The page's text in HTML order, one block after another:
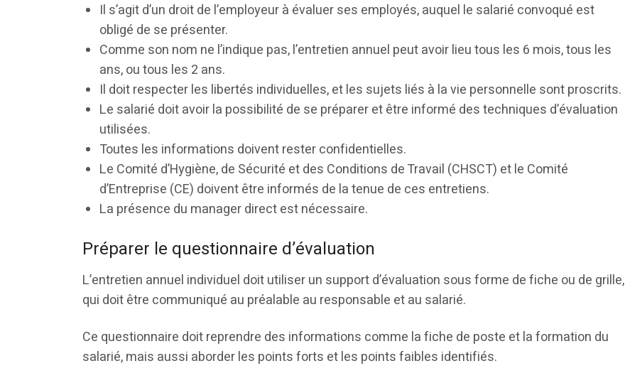
Il s’agit d’un droit de l’employeur à évaluer ses employés, auquel le salarié convoqué est
obligé de se présenter.
Comme son nom ne l’indique pas, l’entretien annuel peut avoir lieu tous les 6 mois, tous les
ans, ou tous les 2 ans.
Il doit respecter les libertés individuelles, et les sujets liés à la vie personnelle sont proscrits.
Le salarié doit avoir la possibilité de se préparer et être informé des techniques d’évaluation
utilisées.
Toutes les informations doivent rester confidentielles.
Le Comité d’Hygiène, de Sécurité et des Conditions de Travail (CHSCT) et le Comité
d’Entreprise (CE) doivent être informés de la tenue de ces entretiens.
La présence du manager direct est nécessaire.
Préparer le questionnaire d’évaluation
L’entretien annuel individuel doit utiliser un support d’évaluation sous forme de fiche ou de grille,
qui doit être communiqué au préalable au responsable et au salarié.
Ce questionnaire doit reprendre des informations comme la fiche de poste et la formation du
salarié, mais aussi aborder les points forts et les points faibles identifiés.